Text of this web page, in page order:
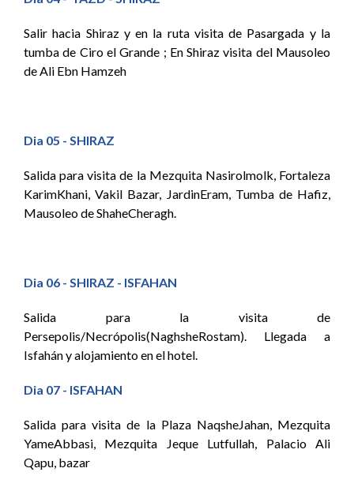
Salir hacia Shiraz y en la ruta visita de Pasargada y la
tumba de Ciro el Grande ; En Shiraz visita del Mausoleo
de Ali Ebn Hamzeh
Dia 05 - SHIRAZ
Salida para visita de la Mezquita Nasirolmolk, Fortaleza
KarimKhani, Vakil Bazar, JardinEram, Tumba de Hafiz,
Mausoleo de ShaheCheragh.
Dia 06 - SHIRAZ - ISFAHAN
Salida para la visita de
Persepolis/Necrópolis(NaghsheRostam). Llegada a
Isfahán y alojamiento en el hotel.
Dia 07 - ISFAHAN
Salida para visita de la Plaza NaqsheJahan, Mezquita
YameAbbasi, Mezquita Jeque Lutfullah, Palacio Ali
Qapu, bazar